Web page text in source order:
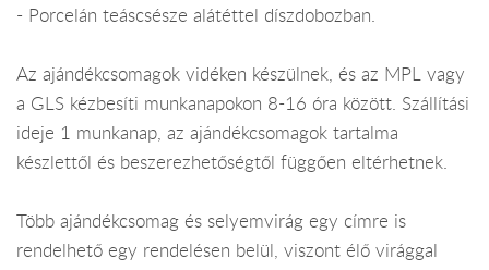
- Porcelán teáscsésze alátéttel díszdobozban.
Az ajándékcsomagok vidéken készülnek, és az MPL vagy
a GLS kézbesíti munkanapokon 8-16 óra között. Szállítási
ideje 1 munkanap, az ajándékcsomagok tartalma
készlettől és beszerezhetőségtől függően eltérhetnek.
Több ajándékcsomag és selyemvirág egy címre is
rendelhető egy rendelésen belül, viszont élő virággal